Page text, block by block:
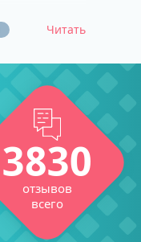
Читать
3830
отзывов
всего